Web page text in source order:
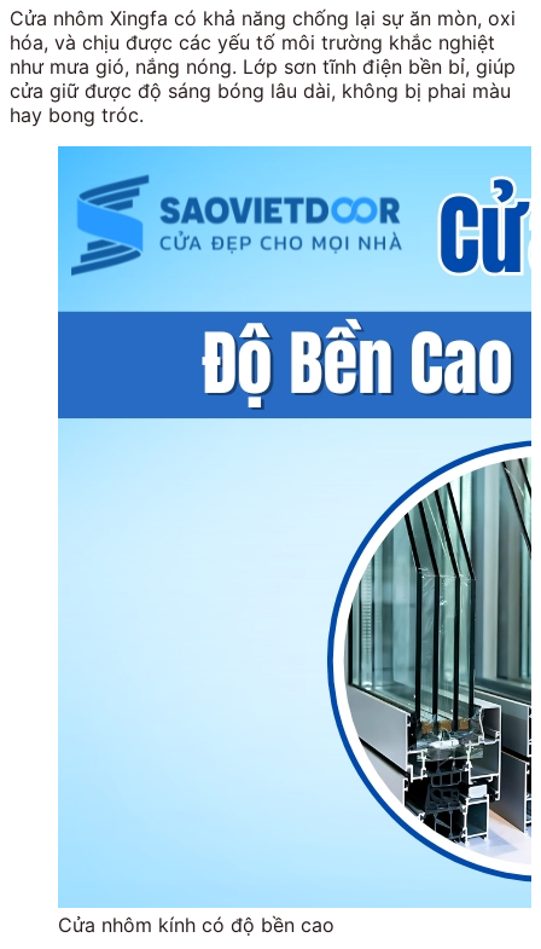
Cửa nhôm Xingfa có khả năng chống lại sự ăn mòn, oxi
hóa, và chịu được các yếu tố môi trường khắc nghiệt
như mưa gió, nắng nóng. Lớp sơn tĩnh điện bền bỉ, giúp
cửa giữ được độ sáng bóng lâu dài, không bị phai màu
hay bong tróc.
Cửa nhôm kính có độ bền cao